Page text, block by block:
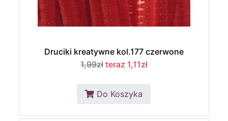
Druciki kreatywne kol.177 czerwone
1,99zł teraz 1,11zł
Do Koszyka